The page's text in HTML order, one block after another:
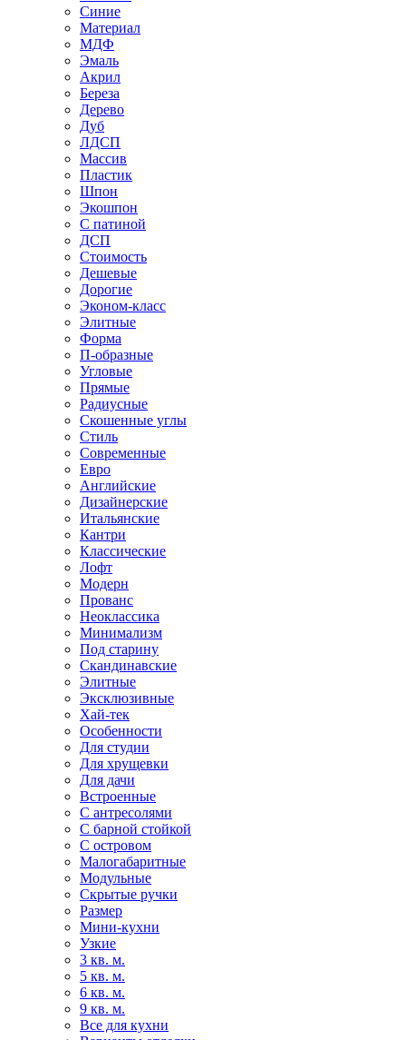
Синие
Материал
МДФ
Эмаль
Акрил
Береза
Дерево
Дуб
ЛДСП
Массив
Пластик
Шпон
Экошпон
С патиной
ДСП
Стоимость
Дешевые
Дорогие
Эконом-класс
Элитные
Форма
П-образные
Угловые
Прямые
Радиусные
Скошенные углы
Стиль
Современные
Евро
Английские
Дизайнерские
Итальянские
Кантри
Классические
Лофт
Модерн
Прованс
Неоклассика
Минимализм
Под старину
Скандинавские
Элитные
Эксклюзивные
Хай-тек
Особенности
Для студии
Для хрущевки
Для дачи
Встроенные
С антресолями
С барной стойкой
С островом
Малогабаритные
Модульные
Скрытые ручки
Размер
Мини-кухни
Узкие
3 кв. м.
5 кв. м.
6 кв. м.
9 кв. м.
Все для кухни